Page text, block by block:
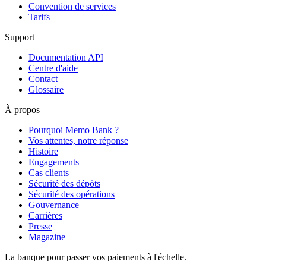
Convention de services
Tarifs
Support
Documentation API
Centre d'aide
Contact
Glossaire
À propos
Pourquoi Memo Bank ?
Vos attentes, notre réponse
Histoire
Engagements
Cas clients
Sécurité des dépôts
Sécurité des opérations
Gouvernance
Carrières
Presse
Magazine
La banque pour passer vos paiements à l'échelle.